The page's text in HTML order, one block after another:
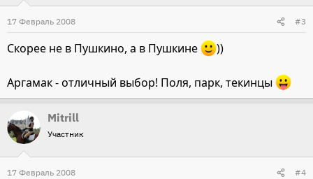
17 Февраль 2008 #3
Скорее не в Пушкино, а в Пушкине ))
Аргамак - отличный выбор! Поля, парк, текинцы
Mitrill
Участник
17 Февраль 2008 #4